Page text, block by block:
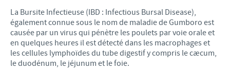
LE PROGRAMME ETHIQUE ET CONFORMITÉ DU
GROUPE CEVA
SYSTÈME D'ALERTE
Partenariats scientifiques
Partenariats professionnels
Programmes terrain
Processus de recrutement
Votre développement personnel
Espace étudiant
Privilèges Blue links
S'inscrire
CONTACT
La Bursite Infectieuse (IBD : Infectious Bursal Disease),
également connue sous le nom de maladie de Gumboro est
causée par un virus qui pénètre les poulets par voie orale et
en quelques heures il est détecté dans les macrophages et
les cellules lymphoïdes du tube digestif y compris le cæcum,
le duodénum, le jéjunum et le foie.